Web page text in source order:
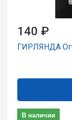
140 ₽
ГИРЛЯНДА
В наличии